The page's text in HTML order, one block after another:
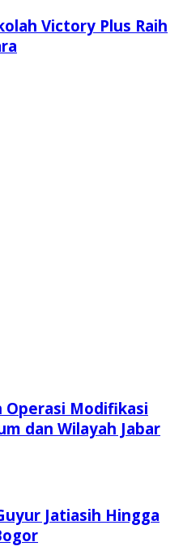
Victory Plus Raih
Operasi Modifikasi
dan Wilayah Jabar
Jatiasih Hingga